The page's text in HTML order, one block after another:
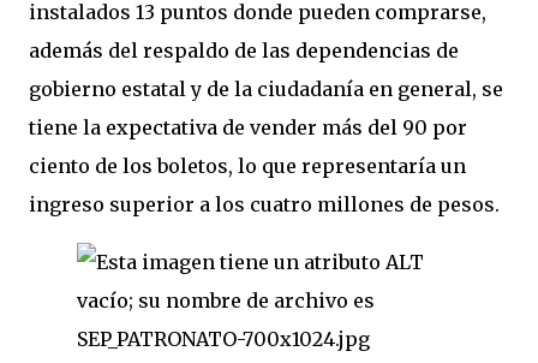
instalados 13 puntos donde pueden comprarse,
además del respaldo de las dependencias de
gobierno estatal y de la ciudadanía en general, se
tiene la expectativa de vender más del 90 por
ciento de los boletos, lo que representaría un
ingreso superior a los cuatro millones de pesos.